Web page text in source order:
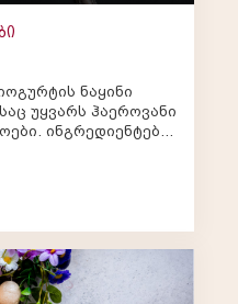
ნაყინი
უყვარს ჰაეროვანი